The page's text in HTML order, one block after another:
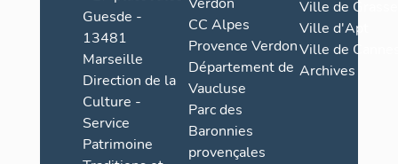
Guesde -
13481
Marseille
Direction de la
Culture -
Service
Patrimoine
CC Alpes
Provence Verdon
Département de
Vaucluse
Parc des
Baronnies
provençales
Ville de Grasse
Ville d'Apt
Ville de
Archives